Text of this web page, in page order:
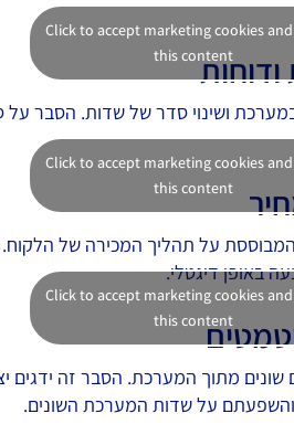
Click to accept marketing cookies
this content
ושינוי סדר של שדות. הסבר על
Click to accept marketing cookies
this content
על תהליך המכירה של
באופן דיגטלי.
Click to accept marketing cookies
this content
מתוך המערכת. הסבר זה ידגים
על שדות המערכת השונים.